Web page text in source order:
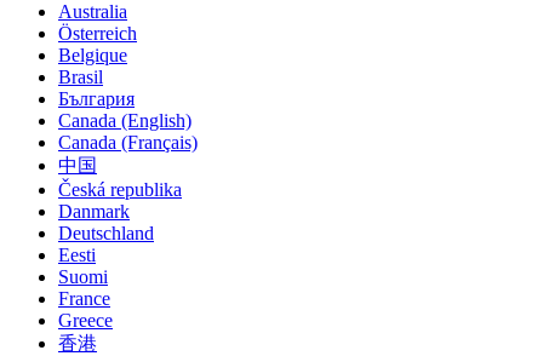
Australia
Österreich
Belgique
Brasil
България
Canada (English)
Canada (Français)
中国
Česká republika
Danmark
Deutschland
Eesti
Suomi
France
Greece
香港